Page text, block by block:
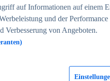
auf Informationen auf einem
und der
Verbesserung von Angeboten.